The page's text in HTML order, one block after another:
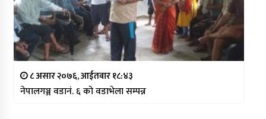
८ असार २०७६, आईतवार १८:४३
नेपालगञ्ज वडानं. ६ को वडाभेला सम्पन्न